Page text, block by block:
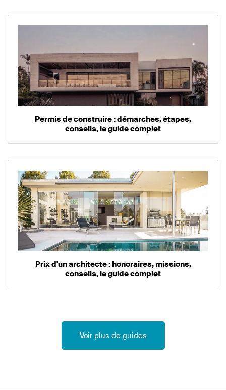
Permis de construire : démarches, étapes,
conseils, le guide complet
Prix d'un architecte : honoraires, missions,
conseils, le guide complet
Voir plus de guides